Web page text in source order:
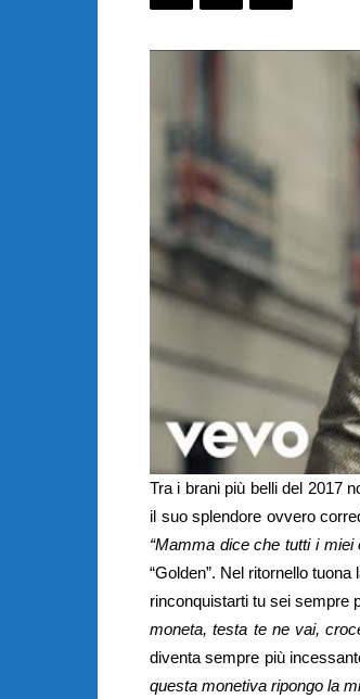
Tra i brani più belli del 2017
il suo splendore ovvero
“Mamma dice che tutti i miei
“Golden”. Nel ritornello
rinconquistarti tu sei sempre
moneta, testa te ne vai,
diventa sempre più
questa monetiva ripongo la